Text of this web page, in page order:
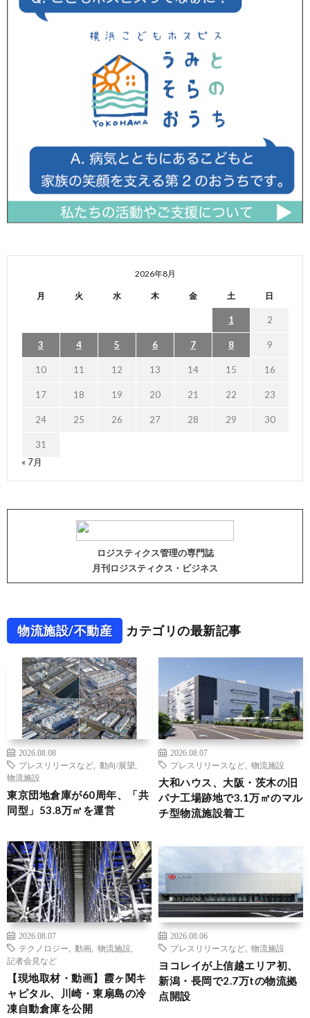
2026年8月
月 火 水 木 金 土 日
1 2
3 4 5 6 7 8 9
10 11 12 13 14 15 16
17 18 19 20 21 22 23
24 25 26 27 28 29 30
31
« 7月
ロジスティクス管理の専門誌
月刊ロジスティクス・ビジネス
物流施設/不動産 カテゴリの最新記事
2026.08.08
プレスリリースなど
動向/展望
物流施設
東京団地倉庫が60周年、「共
同型」53.8万㎡を運営
2026.08.07
プレスリリースなど
物流施設
大和ハウス、大阪・茨木の旧
パナ工場跡地で3.1万㎡のマル
チ型物流施設着工
2026.08.07
テクノロジー
動画 物流施設
記者会見など
【現地取材・動画】霞ヶ関キ
ャピタル、川崎・東扇島の冷
凍自動倉庫を公開
2026.08.06
プレスリリースなど
物流施設
ヨコレイが上信越エリア初、
新潟・長岡で2.7万tの物流拠
点開設